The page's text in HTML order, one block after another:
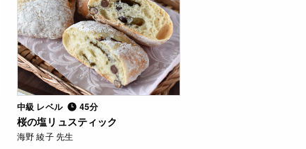
中級 レベル 45分
桜の塩リュスティック
海野 綾子 先生